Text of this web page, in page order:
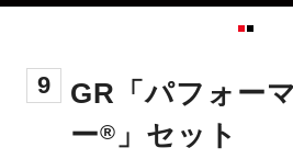
9
GR「パフォー
ー® 」セット